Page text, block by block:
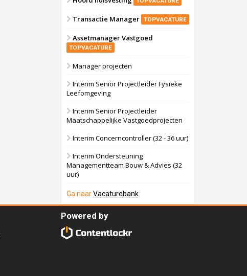
Transactie Manager TOPVACATURE
Assetmanager Vastgoed
TOPVACATURE
Manager projecten
Interim Senior Projectleider Fysieke
Leefomgeving
Interim Senior Projectleider
Maatschappelijke Vastgoedprojecten
Interim Concerncontroller (32 - 36 uur)
Interim Ondersteuning
Managementteam Bouw & Advies (32
uur)
Ga naarVacaturebank
Powered by